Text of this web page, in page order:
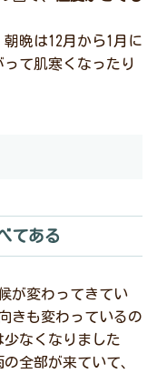
朝晩は12月から1月に
て肌寒くなったり
てある
が変わってきてい
きも変わっているの
なくなりました
全部が来ていて、